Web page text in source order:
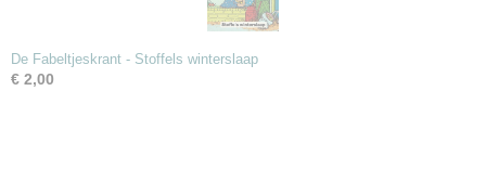
De Fabeltjeskrant - Stoffels winterslaap
€ 2,00